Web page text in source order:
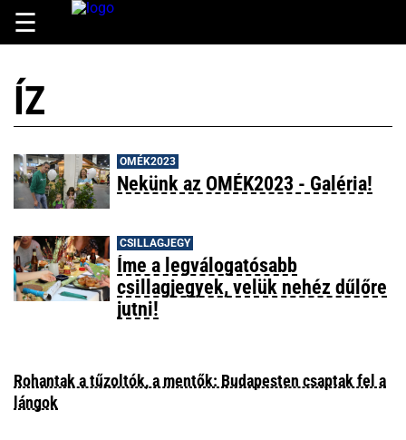
☰
ÍZ
OMÉK2023
Nekünk az OMÉK2023 - Galéria!
CSILLAGJEGY
Íme a legválogatósabb
csillagjegyek, velük nehéz dűlőre
jutni!
Rohantak a tűzoltók, a mentők: Budapesten csaptak fel a
lángok